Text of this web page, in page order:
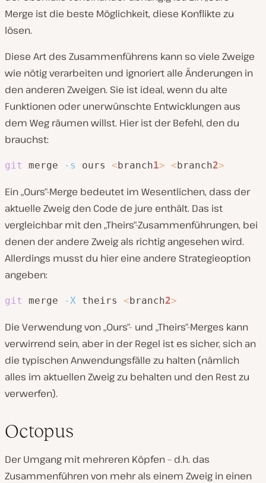
Merge ist die beste Möglichkeit, diese Konflikte zu
lösen.
Diese Art des Zusammenführens kann so viele Zweige
wie nötig verarbeiten und ignoriert alle Änderungen in
den anderen Zweigen. Sie ist ideal, wenn du alte
Funktionen oder unerwünschte Entwicklungen aus
dem Weg räumen willst. Hier ist der Befehl, den du
brauchst:
git merge -s ours <branch1> <branch2>
Ein „Ours“-Merge bedeutet im Wesentlichen, dass der
aktuelle Zweig den Code de jure enthält. Das ist
vergleichbar mit den „Theirs“-Zusammenführungen, bei
denen der andere Zweig als richtig angesehen wird.
Allerdings musst du hier eine andere Strategieoption
angeben:
git merge -X theirs <branch2>
Die Verwendung von „Ours“- und „Theirs“-Merges kann
verwirrend sein, aber in der Regel ist es sicher, sich an
die typischen Anwendungsfälle zu halten (nämlich
alles im aktuellen Zweig zu behalten und den Rest zu
verwerfen).
Octopus
Der Umgang mit mehreren Köpfen – d.h. das
Zusammenführen von mehr als einem Zweig in einen